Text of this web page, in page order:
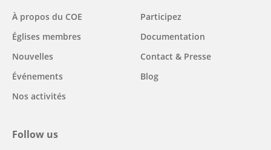
Main
navigation
À propos du COE
Églises membres
Nouvelles
Événements
Nos activités
Participez
Documentation
Contact & Presse
Blog
Follow us